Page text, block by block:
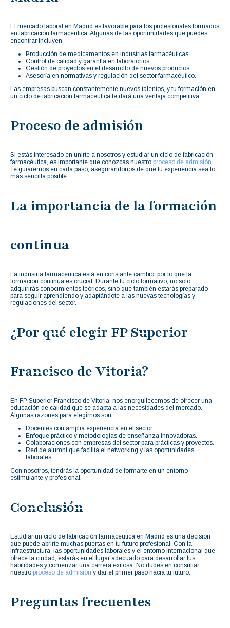
El mercado laboral en Madrid es favorable para los profesionales formados
en fabricación farmacéutica. Algunas de las oportunidades que puedes
encontrar incluyen:
Producción de medicamentos en industrias farmacéuticas.
Control de calidad y garantía en laboratorios.
Gestión de proyectos en el desarrollo de nuevos productos.
Asesoría en normativas y regulación del sector farmacéutico.
Las empresas buscan constantemente nuevos talentos, y tu formación en
un ciclo de fabricación farmacéutica te dará una ventaja competitiva.
Proceso de admisión
Si estás interesado en unirte a nosotros y estudiar un ciclo de fabricación
farmacéutica, es importante que conozcas nuestro proceso de admisión.
Te guiaremos en cada paso, asegurándonos de que tu experiencia sea lo
más sencilla posible.
La importancia de la formación
continua
La industria farmacéutica está en constante cambio, por lo que la
formación continua es crucial. Durante tu ciclo formativo, no solo
adquirirás conocimientos teóricos, sino que también estarás preparado
para seguir aprendiendo y adaptándote a las nuevas tecnologías y
regulaciones del sector.
¿Por qué elegir FP Superior
Francisco de Vitoria?
En FP Superior Francisco de Vitoria, nos enorgullecemos de ofrecer una
educación de calidad que se adapta a las necesidades del mercado.
Algunas razones para elegirnos son:
Docentes con amplia experiencia en el sector.
Enfoque práctico y metodologías de enseñanza innovadoras.
Colaboraciones con empresas del sector para prácticas y proyectos.
Red de alumni que facilita el networking y las oportunidades
laborales.
Con nosotros, tendrás la oportunidad de formarte en un entorno
estimulante y profesional.
Conclusión
Estudiar un ciclo de fabricación farmacéutica en Madrid es una decisión
que puede abrirte muchas puertas en tu futuro profesional. Con la
infraestructura, las oportunidades laborales y el entorno internacional que
ofrece la ciudad, estarás en el lugar adecuado para desarrollar tus
habilidades y comenzar una carrera exitosa. No dudes en consultar
nuestro proceso de admisión y dar el primer paso hacia tu futuro.
Preguntas frecuentes